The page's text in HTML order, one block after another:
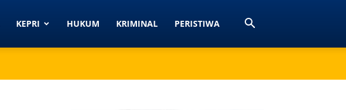
KEPRI HUKUM KRIMINAL PERISTIWA